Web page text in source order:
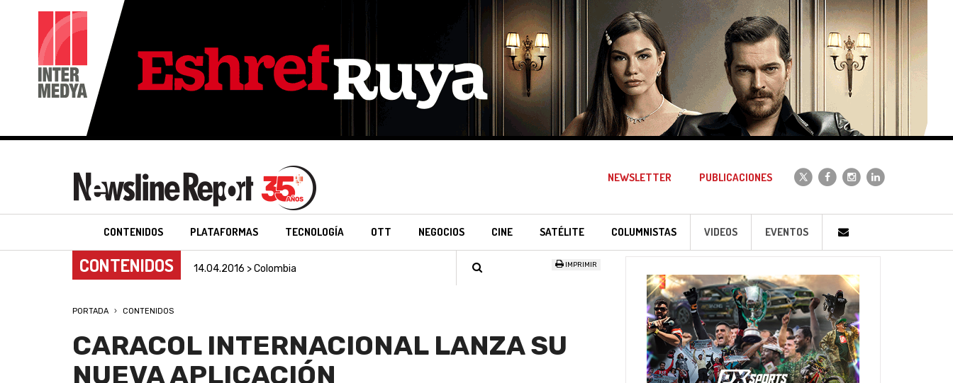
NEWSLETTER PUBLICACIONES
CONTENIDOS PLATAFORMAS TECNOLOGÍA OTT NEGOCIOS CINE SATÉLITE COLUMNISTAS VIDEOS EVENTOS
CONTENIDOS 14.04.2016 > Colombia IMPRIMIR
PORTADA CONTENIDOS
CARACOL INTERNACIONAL LANZA SU
NUEVA APLICACIÓN